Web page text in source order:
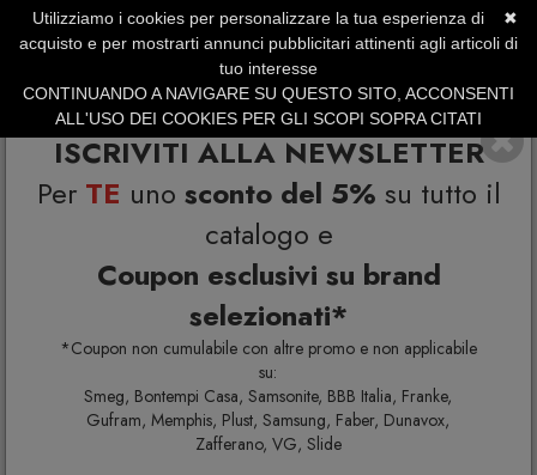
ISCRIVITI ALLA NEWSLETTER
Per TE uno sconto del 5% su tutto il
catalogo e
Coupon esclusivi su brand
selezionati*
*Coupon non cumulabile con altre promo e non applicabile
su:
Smeg, Bontempi Casa, Samsonite, BBB Italia, Franke,
Gufram, Memphis, Plust, Samsung, Faber, Dunavox,
Zafferano, VG, Slide
SERVIZIO CLIENTI +39.0773.470.562
SUMMER SALES | Fino al 31 Agosto
Arredo interno Designer famosi Pagina 2
DESIGNER FAMOSI
✖
Utilizziamo i cookies per personalizzare la tua esperienza di
acquisto e per mostrarti annunci pubblicitari attinenti agli articoli di
tuo interesse
CONTINUANDO A NAVIGARE SU QUESTO SITO, ACCONSENTI
ALL'USO DEI COOKIES PER GLI SCOPI SOPRA CITATI